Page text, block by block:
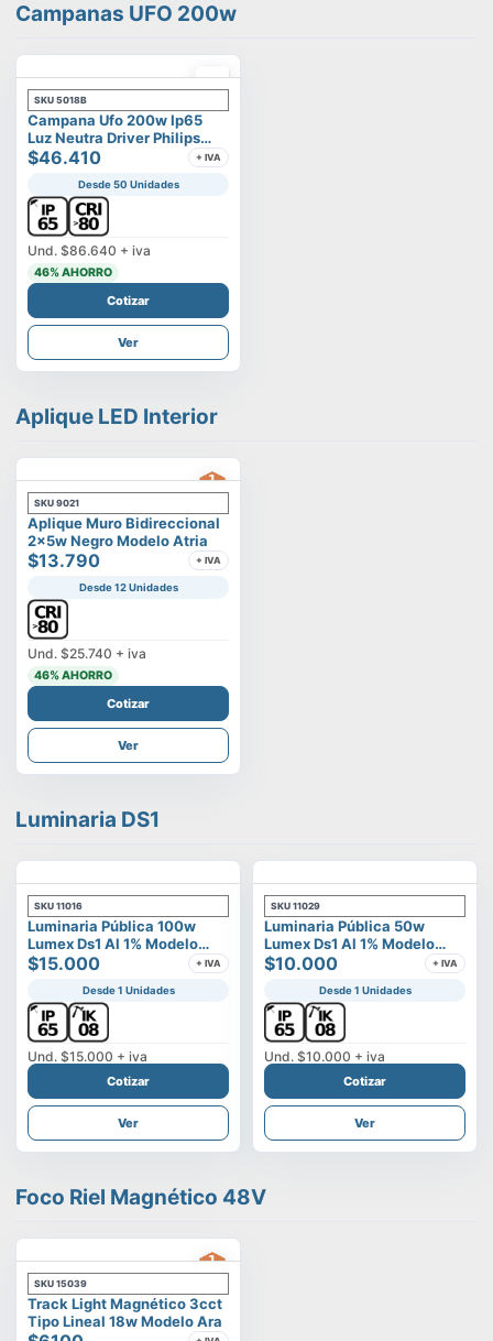
Campanas UFO 200w
SKU 5018B
Campana Ufo 200w Ip65
Luz Neutra Driver Philips
Modelo Eltanin
$46.410 + IVA
Desde 50 Unidades
Und. $86.640 + iva
46% AHORRO
Cotizar
Ver
Aplique LED Interior
SKU 9021
Aplique Muro Bidireccional
2x5w Negro Modelo Atria
$13.790 + IVA
Desde 12 Unidades
Und. $25.740 + iva
46% AHORRO
Cotizar
Ver
Luminaria DS1
SKU 11016
Luminaria Pública 100w
Lumex Ds1 Al 1% Modelo
Vega
$15.000 + IVA
Desde 1 Unidades
Und. $15.000 + iva
Cotizar
Ver
SKU 11029
Luminaria Pública 50w
Lumex Ds1 Al 1% Modelo
Vega
$10.000 + IVA
Desde 1 Unidades
Und. $10.000 + iva
Cotizar
Ver
Foco Riel Magnético 48V
SKU 15039
Track Light Magnético 3cct
Tipo Lineal 18w Modelo Ara